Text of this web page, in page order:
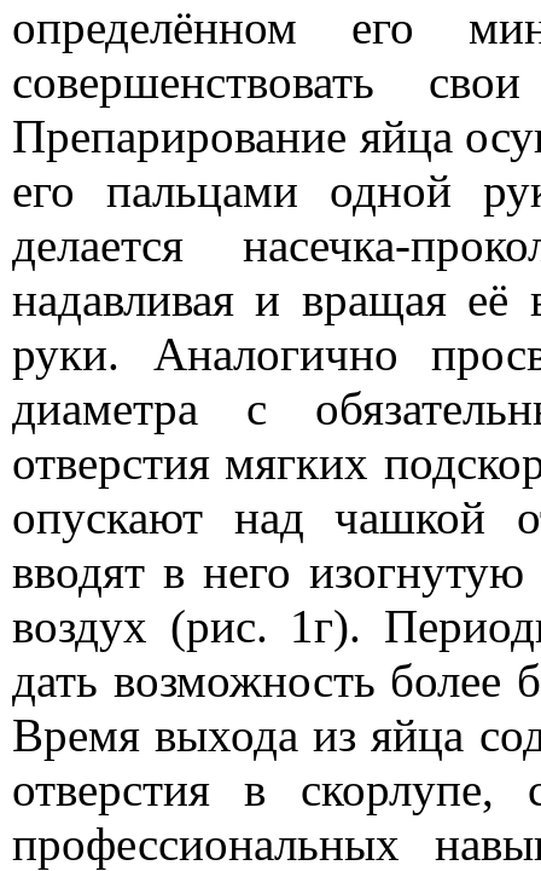
определённом его
совершенствовать
Препарирование яйца
его пальцами одной
делается насечка-
надавливая и вращая её
руки. Аналогично
диаметра с
отверстия мягких
опускают над чашкой
вводят в него
воздух (рис. 1г).
дать возможность
Время выхода из яйца
отверстия в
профессиональных